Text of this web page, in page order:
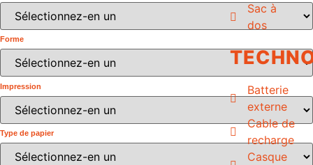
Sac à
dos
Batterie
externe
Cable de
recharge
Casque
Forme
Impression
Type de papier